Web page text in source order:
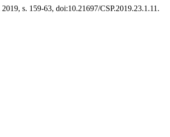
s. 159-63, doi:10.21697/CSP.2019.23.1.11.